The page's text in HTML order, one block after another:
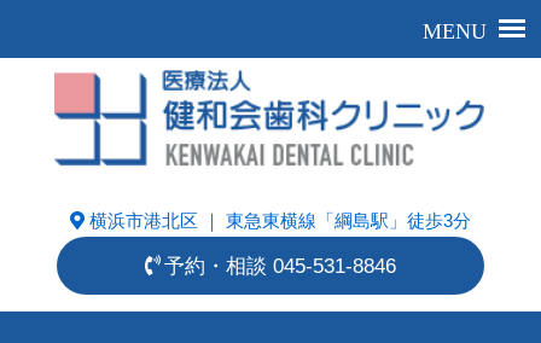
横浜市港北区 ｜ 東急東横線「綱島駅」徒歩3分
予約・相談 045-531-8846